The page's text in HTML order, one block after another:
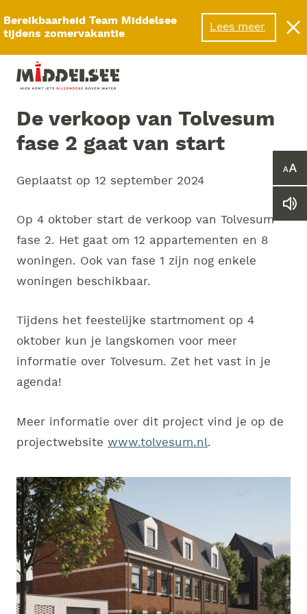
Bereikbaarheid Team Middelsee
tijdens zomervakantie
Lees meer
Menu
of
De verkoop van Tolvesum
fase 2 gaat van start
Geplaatst op 12 september 2024
Op 4 oktober start de verkoop van Tolvesum
fase 2. Het gaat om 12 appartementen en 8
woningen. Ook van fase 1 zijn nog enkele
woningen beschikbaar.
Tijdens het feestelijke startmoment op 4
oktober kun je langskomen voor meer
informatie over Tolvesum. Zet het vast in je
agenda!
Meer informatie over dit project vind je op de
projectwebsite www.tolvesum.nl.